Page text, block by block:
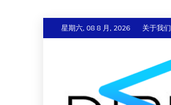
至
星期六, 08 8 月, 2026 关于我们